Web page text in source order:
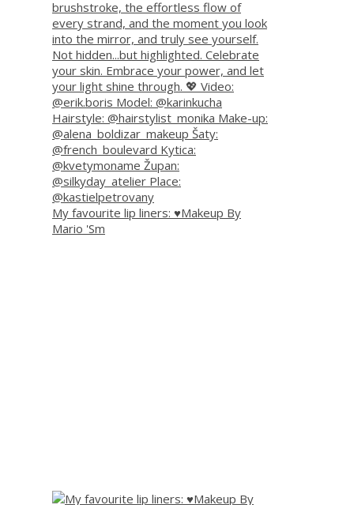
My favourite lip liners: ♥️Makeup By
Mario 'Sm